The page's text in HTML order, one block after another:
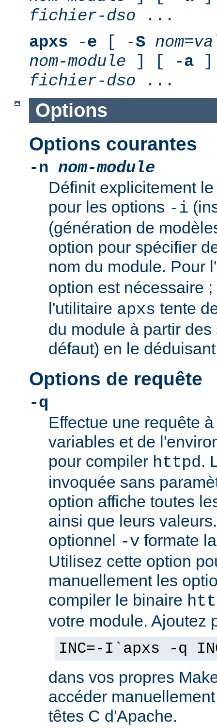
fichier-dso ...
apxs -e [ -S nom=
nom-module ] [ -a ]
fichier-dso ...
Options
Options courantes
-n nom-module
Définit explicitement
pour les options -i
(génération de
option pour spécifier
nom du module. Pour
option est nécessaire
l'utilitaire apxs tente
du module à partir
défaut) en le
Options de requête
-q
Effectue une requête
variables et de
pour compiler httpd.
invoquée sans
option affiche toutes
ainsi que leurs
optionnel -v formate
Utilisez cette option
manuellement les
compiler le binaire
votre module. Ajoutez
INC=-I`apxs -q
dans vos propres
accéder
têtes C d'Apache.